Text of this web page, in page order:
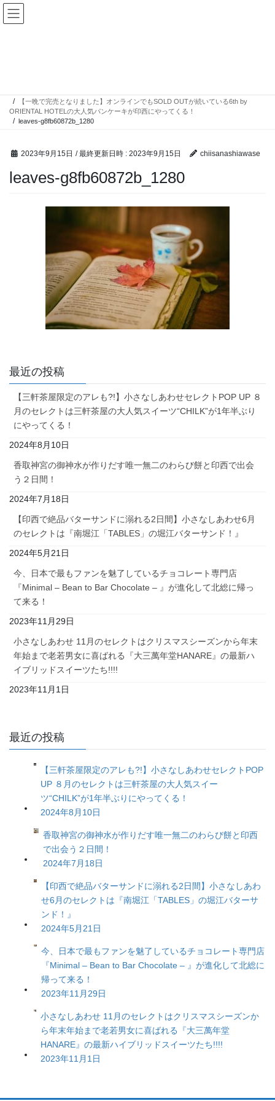
コ
ン
キ
ナ
ビ
に
【一晩で完売となりました】オンラインでもSOLD OUTが続いている6th by
ORIENTAL HOTELの大人気パンケーキが印西にやってくる！
leaves-g8fb60872b_1280
2023年9月15日 / 最終更新日時 : 2023年9月15日 chiisanashiawase
leaves-g8fb60872b_1280
最近の投稿
【三軒茶屋限定のアレも?!】小さなしあわせセレクトPOP UP ８
月のセレクトは三軒茶屋の大人気スイーツ“CHILK”が1年半ぶり
にやってくる！
2024年8月10日
香取神宮の御神水が作りだす唯一無二のわらび餅と印西で出会
う２日間！
2024年7月18日
【印西で絶品バターサンドに溺れる2日間】小さなしあわせ6月
のセレクトは『南堀江「TABLES」の堀江バターサンド！』
2024年5月21日
今、日本で最もファンを魅了しているチョコレート専門店
『Minimal – Bean to Bar Chocolate – 』が進化して北総に帰っ
て来る！
2023年11月29日
小さなしあわせ 11月のセレクトはクリスマスシーズンから年末
年始まで老若男女に喜ばれる『大三萬年堂HANARE』の最新ハ
イブリッドスイーツたち!!!!
2023年11月1日
最近の投稿
【三軒茶屋限定のアレも?!】小さなしあわせセレクトPOP
UP ８月のセレクトは三軒茶屋の大人気スイー
ツ“CHILK”が1年半ぶりにやってくる！
2024年8月10日
香取神宮の御神水が作りだす唯一無二のわらび餅と印西
で出会う２日間！
2024年7月18日
【印西で絶品バターサンドに溺れる2日間】小さなしあわ
せ6月のセレクトは『南堀江「TABLES」の堀江バターサ
ンド！』
2024年5月21日
今、日本で最もファンを魅了しているチョコレート専門店
『Minimal – Bean to Bar Chocolate – 』が進化して北総に
帰って来る！
2023年11月29日
小さなしあわせ 11月のセレクトはクリスマスシーズンか
ら年末年始まで老若男女に喜ばれる『大三萬年堂
HANARE』の最新ハイブリッドスイーツたち!!!!
2023年11月1日